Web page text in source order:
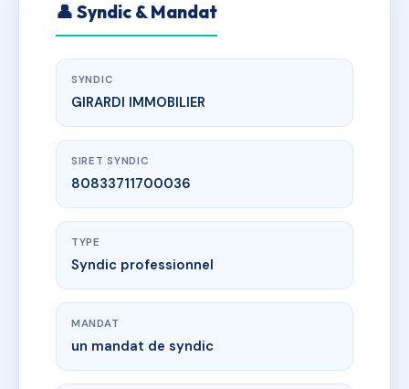
👤 Syndic & Mandat
SYNDIC
GIRARDI IMMOBILIER
SIRET SYNDIC
80833711700036
TYPE
Syndic professionnel
MANDAT
un mandat de syndic